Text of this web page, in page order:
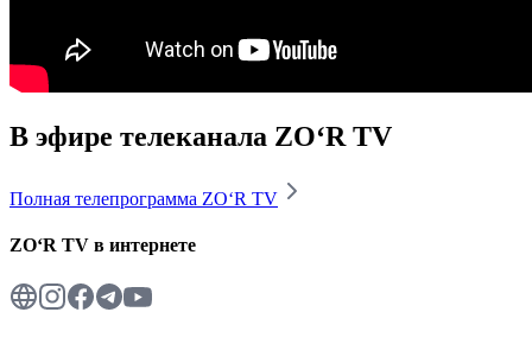
В эфире телеканала ZO‘R TV
Полная телепрограмма ZO‘R TV
ZO‘R TV в интернете